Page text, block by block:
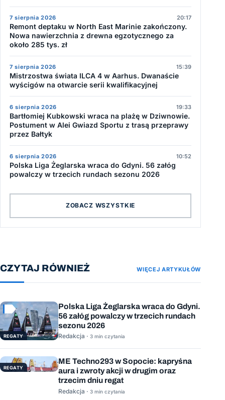
7 sierpnia 2026 20:17
Remont deptaku w North East Marinie zakończony.
Nowa nawierzchnia z drewna egzotycznego za
około 285 tys. zł
7 sierpnia 2026 15:39
Mistrzostwa świata ILCA 4 w Aarhus. Dwanaście
wyścigów na otwarcie serii kwalifikacyjnej
6 sierpnia 2026 19:33
Bartłomiej Kubkowski wraca na plażę w Dziwnowie.
Postument w Alei Gwiazd Sportu z trasą przeprawy
przez Bałtyk
6 sierpnia 2026 10:52
Polska Liga Żeglarska wraca do Gdyni. 56 załóg
powalczy w trzecich rundach sezonu 2026
ZOBACZ WSZYSTKIE
CZYTAJ RÓWNIEŻ WIĘCEJ ARTYKUŁÓW
REGATY
Polska Liga Żeglarska wraca do Gdyni.
56 załóg powalczy w trzecich rundach
sezonu 2026
Redakcja · 3 min czytania
REGATY
ME Techno293 w Sopocie: kapryśna
aura i zwroty akcji w drugim oraz
trzecim dniu regat
Redakcja · 3 min czytania